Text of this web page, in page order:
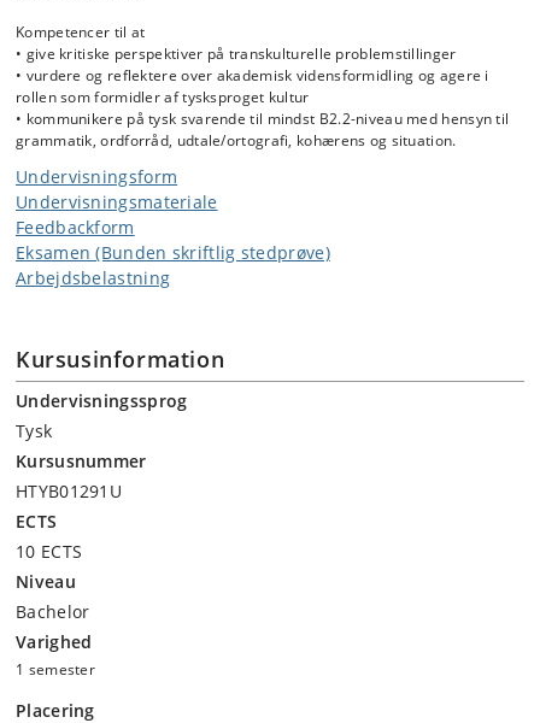
Kompetencer til at
• give kritiske perspektiver på transkulturelle problemstillinger
• vurdere og reflektere over akademisk vidensformidling og agere i
rollen som formidler af tysksproget kultur
• kommunikere på tysk svarende til mindst B2.2-niveau med hensyn til
grammatik, ordforråd, udtale/ortografi, kohærens og situation.
Undervisningsform
Undervisningsmateriale
Feedbackform
Eksamen (Bunden skriftlig stedprøve)
Arbejdsbelastning
Kursusinformation
Undervisningssprog
Tysk
Kursusnummer
HTYB01291U
ECTS
10 ECTS
Niveau
Bachelor
Varighed
1 semester
Placering